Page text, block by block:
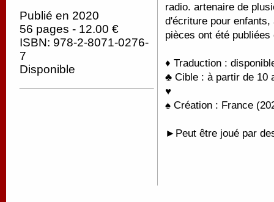
Publié en 2020
56 pages - 12.00 €
ISBN: 978-2-8071-0276-
7
Disponible
radio. artenaire de
d'écriture pour
pièces ont été
♦ Traduction :
♣ Cible : à partir de 10
♥
♠ Création : France
►Peut être joué par